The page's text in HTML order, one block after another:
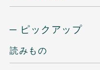
─ ピックアップ
読みもの